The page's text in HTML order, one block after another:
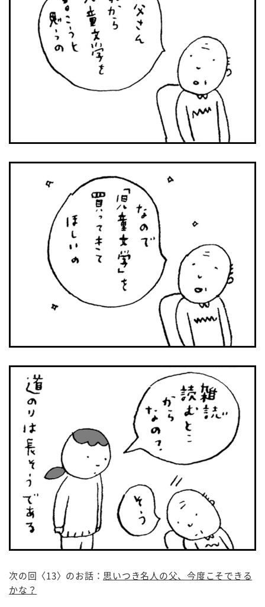
次の回〈13〉のお話： 思いつき名人の父、今度こそできる
かな？